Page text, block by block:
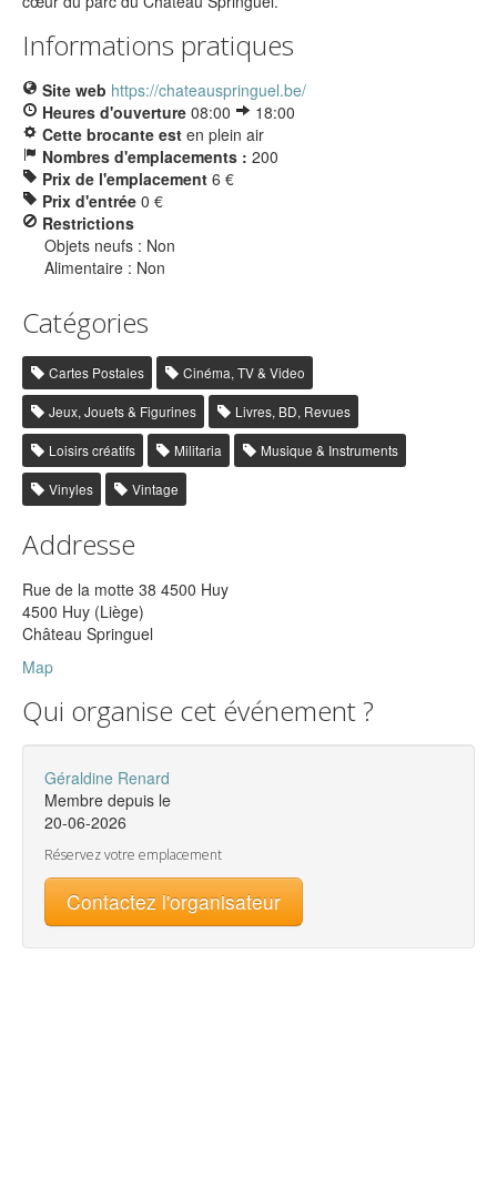
Informations pratiques
Site web https://chateauspringuel.be/
Heures d'ouverture 08:00
18:00
Cette brocante est en plein air
Nombres d'emplacements : 200
Prix de l'emplacement 6 €
Prix d'entrée 0 €
Restrictions
Objets neufs : Non
Alimentaire : Non
Catégories
Cartes Postales Cinéma, TV & Video
Jeux, Jouets & Figurines Livres, BD, Revues
Loisirs créatifs Militaria Musique & Instruments
Vinyles Vintage
Addresse
Rue de la motte 38 4500 Huy
4500 Huy (Liège)
Château Springuel
Map
Qui organise cet événement ?
Géraldine Renard
Membre depuis le
20-06-2026
Réservez votre emplacement
Contactez l'organisateur